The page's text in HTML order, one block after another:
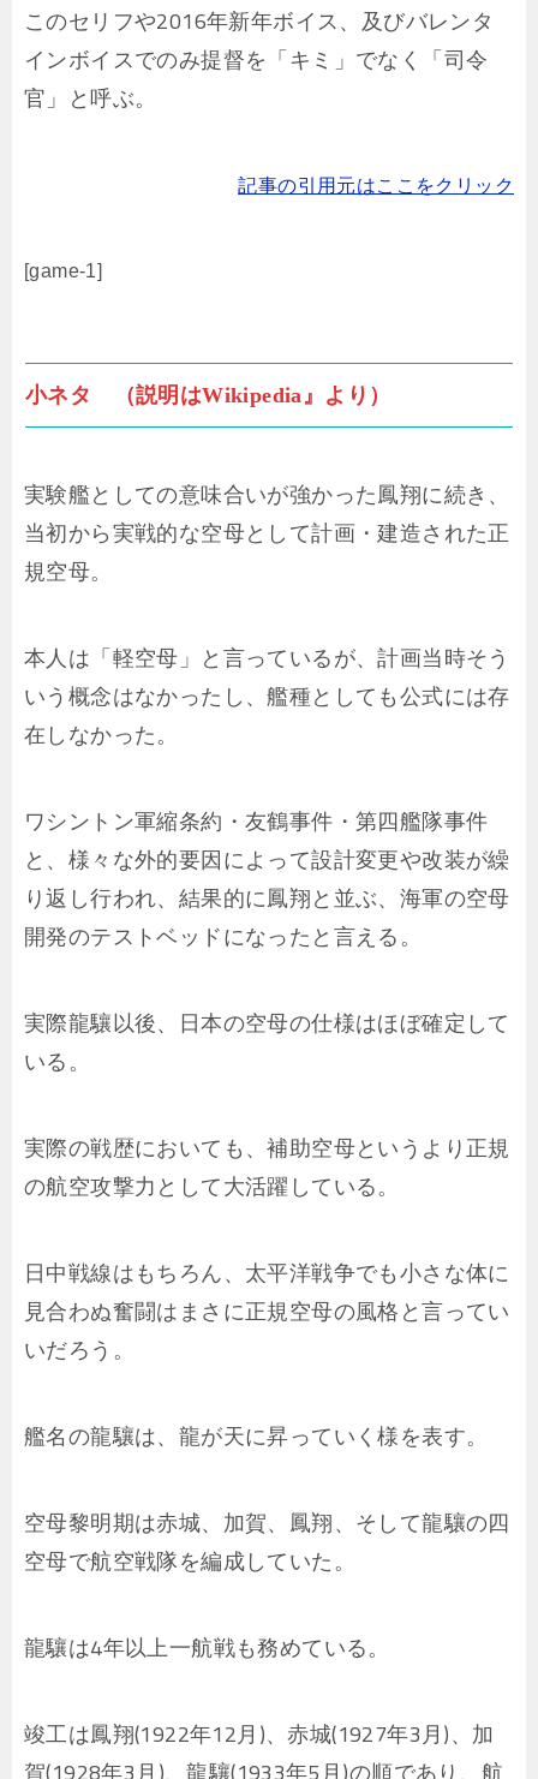
このセリフや2016年新年ボイス、及びバレンタ
インボイスでのみ提督を「キミ」でなく「司令
官」と呼ぶ。
記事の引用元はここをクリック
[game-1]
小ネタ （説明はWikipedia』より）
実験艦としての意味合いが強かった鳳翔に続き、
当初から実戦的な空母として計画・建造された正
規空母。
本人は「軽空母」と言っているが、計画当時そう
いう概念はなかったし、艦種としても公式には存
在しなかった。
ワシントン軍縮条約・友鶴事件・第四艦隊事件
と、様々な外的要因によって設計変更や改装が繰
り返し行われ、結果的に鳳翔と並ぶ、海軍の空母
開発のテストベッドになったと言える。
実際龍驤以後、日本の空母の仕様はほぼ確定して
いる。
実際の戦歴においても、補助空母というより正規
の航空攻撃力として大活躍している。
日中戦線はもちろん、太平洋戦争でも小さな体に
見合わぬ奮闘はまさに正規空母の風格と言ってい
いだろう。
艦名の龍驤は、龍が天に昇っていく様を表す。
空母黎明期は赤城、加賀、鳳翔、そして龍驤の四
空母で航空戦隊を編成していた。
龍驤は4年以上一航戦も務めている。
竣工は鳳翔(1922年12月)、赤城(1927年3月)、加